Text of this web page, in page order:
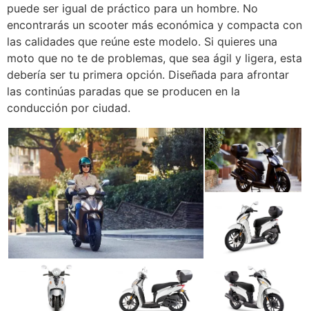
puede ser igual de práctico para un hombre. No
encontrarás un scooter más económica y compacta con
las calidades que reúne este modelo. Si quieres una
moto que no te de problemas, que sea ágil y ligera, esta
debería ser tu primera opción. Diseñada para afrontar
las continúas paradas que se producen en la
conducción por ciudad.